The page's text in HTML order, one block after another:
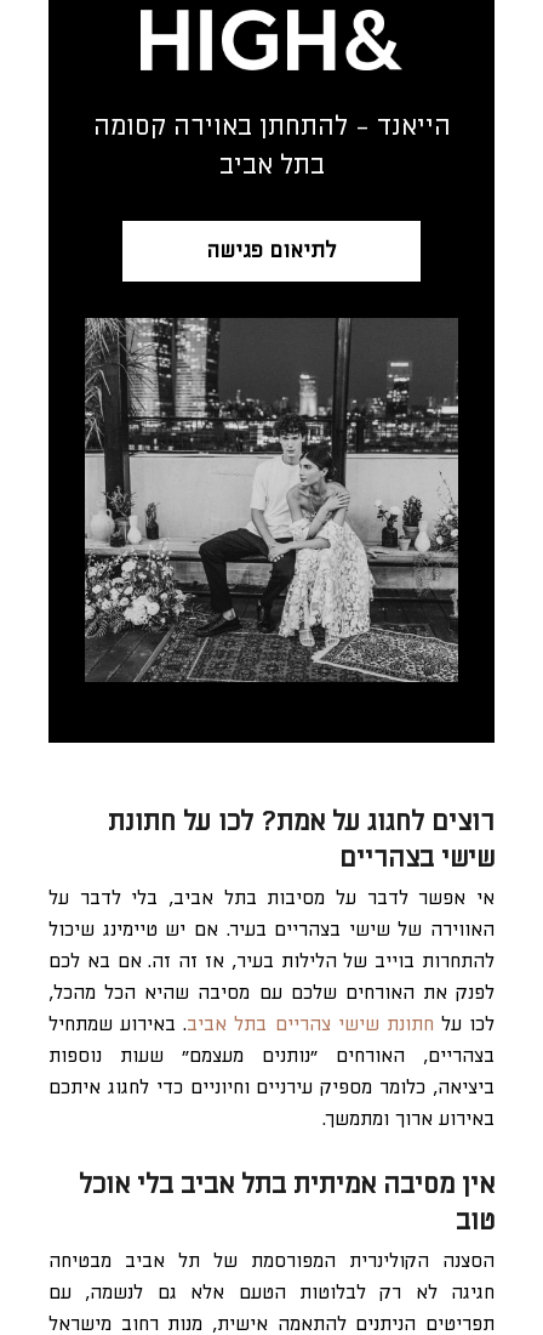
הייאנד - להתחתן באוירה קסומה
בתל אביב
לתיאום פגישה
רוצים לחגוג על אמת? לכו על חתונת
שישי בצהריים
אי אפשר לדבר על מסיבות בתל אביב, בלי לדבר על
האווירה של שישי בצהריים בעיר. אם יש טיימינג שיכול
להתחרות בוייב של הלילות בעיר, אז זה זה. אם בא לכם
לפנק את האורחים שלכם עם מסיבה שהיא הכל מהכל,
לכו על חתונת שישי צהריים בתל אביב. באירוע שמתחיל
בצהריים, האורחים ״נותנים מעצמם״ שעות נוספות
ביציאה, כלומר מספיק עירניים וחיוניים כדי לחגוג איתכם
באירוע ארוך ומתמשך.
אין מסיבה אמיתית בתל אביב בלי אוכל
טוב
הסצנה הקולינרית המפורסמת של תל אביב מבטיחה
חגיגה לא רק לבלוטות הטעם אלא גם לנשמה, עם
תפריטים הניתנים להתאמה אישית, מנות רחוב מישראל